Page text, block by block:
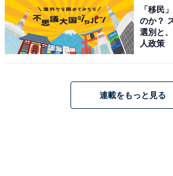
「移民
のか？
選別と
人政策
連載をもっと見る